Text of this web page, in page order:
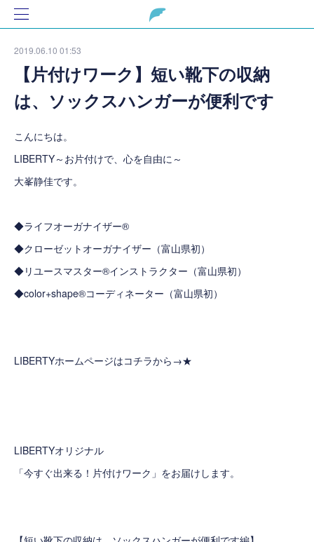
2019.06.10 01:53
【片付けワーク】短い靴下の収納
は、ソックスハンガーが便利です
こんにちは。
LIBERTY～お片付けで、心を自由に～
大峯静佳です。
◆ライフオーガナイザー®
◆クローゼットオーガナイザー（富山県初）
◆リユースマスター®インストラクター（富山県初）
◆color+shape®コーディネーター（富山県初）
LIBERTYホームページはコチラから→★
LIBERTYオリジナル
「今すぐ出来る！片付けワーク」をお届けします。